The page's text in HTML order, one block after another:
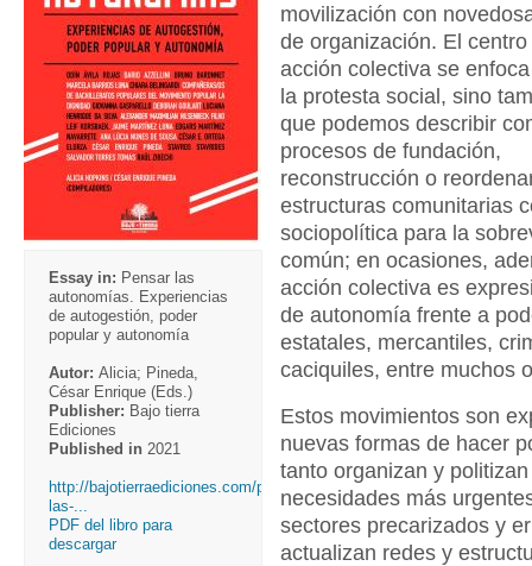
Essay in: Pensar las
autonomías. Experiencias
de autogestión, poder
popular y autonomía
Autor: Alicia; Pineda,
César Enrique (Eds.)
Publisher: Bajo tierra
Ediciones
Published in 2021
http://bajotierraediciones.com/product/pensar-
las-...
PDF del libro para
descargar
movilización con
de organización. El
acción colectiva se
la protesta social, sino
que podemos describir
procesos de fundación,
reconstrucción o
estructuras comunitarias
sociopolítica para la
común; en ocasiones,
acción colectiva es
de autonomía frente a
estatales, mercantiles,
caciquiles, entre muchos
Estos movimientos son
nuevas formas de hacer
tanto organizan y
necesidades más
sectores precarizados y
actualizan redes y